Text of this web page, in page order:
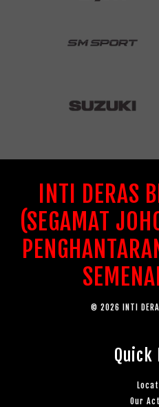
INTI DERAS
(SEGAMAT
© 2026 INTI
Quick
Our